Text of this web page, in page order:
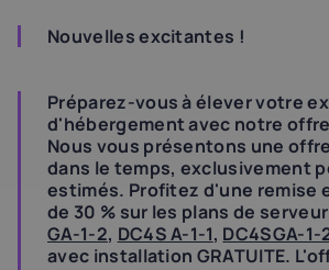
Nouvelles excitantes !
Préparez-vous à élever votre
d'hébergement avec notre
Nous vous présentons une
dans le temps, exclusivement
estimés. Profitez d'une remise
de 30 % sur les plans de
GA-1-2, DC4S A-1-1, DC4SGA-1-
avec installation GRATUITE.